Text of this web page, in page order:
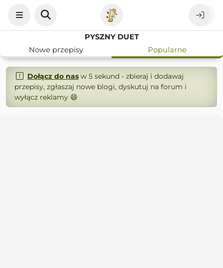
PYSZNY DUET
Nowe przepisy
Popularne
Dołącz do nasw 5 sekund - zbieraj i dodawaj
przepisy, zgłaszaj nowe blogi, dyskutuj na forum i
wyłącz reklamy 😄